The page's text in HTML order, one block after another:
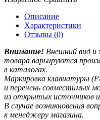
Описание
Характеристики
Отзывы (0)
Внимание! Внешний вид и
товара варьируются
в каталогах.
Маркировка клавиатуры (P
и перечень совместимых
из открытых источников
В случае возникновения
к менеджеру магазина.